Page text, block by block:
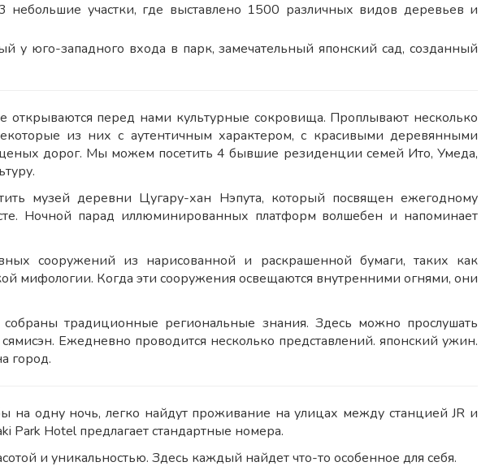
небольшие участки, где выставлено 1500 различных видов деревьев и
у юго-западного входа в парк, замечательный японский сад, созданный
открываются перед нами культурные сокровища. Проплывают несколько
из них с аутентичным характером, с красивыми деревянными
дорог. Мы можем посетить 4 бывшие резиденции семей Ито, Умеда,
музей деревни Цугару-хан Нэпута, который посвящен ежегодному
Ночной парад иллюминированных платформ волшебен и напоминает
сооружений из нарисованной и раскрашенной бумаги, таких как
мифологии. Когда эти сооружения освещаются внутренними огнями, они
традиционные региональные знания. Здесь можно прослушать
Ежедневно проводится несколько представлений. японский ужин.
город.
на одну ночь, легко найдут проживание на улицах между станцией JR и
Hotel предлагает стандартные номера.
и уникальностью. Здесь каждый найдет что-то особенное для себя.